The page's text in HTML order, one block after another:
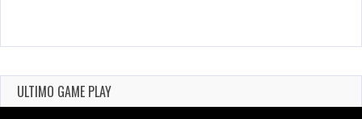
ULTIMO GAME PLAY